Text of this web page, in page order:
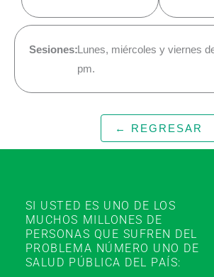
Sesiones:Lunes, miércoles y viernes
pm.
← REGRESAR
SI USTED ES UNO DE LOS
MUCHOS MILLONES DE
PERSONAS QUE SUFREN DEL
PROBLEMA NÚMERO UNO DE
SALUD PÚBLICA DEL PAÍS: